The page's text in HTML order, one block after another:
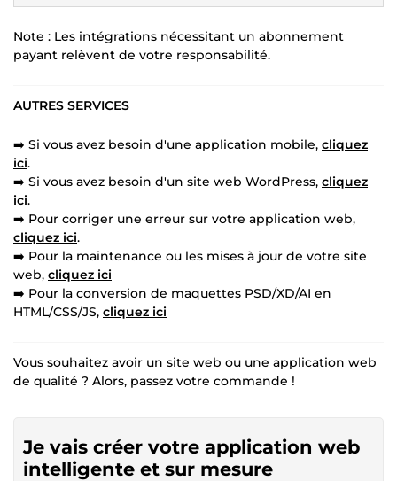
Note : Les intégrations nécessitant un abonnement
payant relèvent de votre responsabilité.
AUTRES SERVICES
➡️ Si vous avez besoin d'une application mobile, cliquez
ici.
➡️ Si vous avez besoin d'un site web WordPress, cliquez
ici.
➡️ Pour corriger une erreur sur votre application web,
cliquez ici.
➡️ Pour la maintenance ou les mises à jour de votre site
web, cliquez ici
➡️ Pour la conversion de maquettes PSD/XD/AI en
HTML/CSS/JS, cliquez ici
Vous souhaitez avoir un site web ou une application web
de qualité ? Alors, passez votre commande !
Je vais créer votre application web
intelligente et sur mesure